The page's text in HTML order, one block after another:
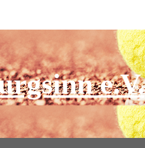
e.V.